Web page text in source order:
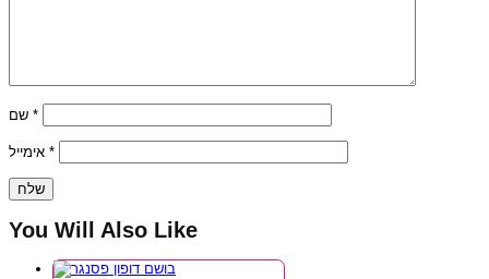
*
*
You Will Also Like